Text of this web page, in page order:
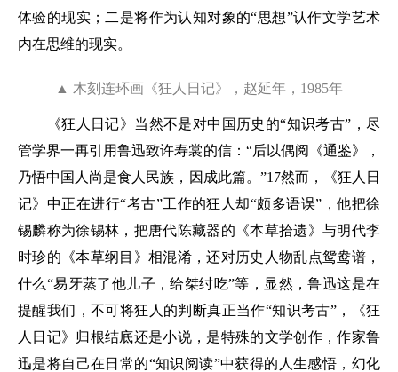
体验的现实；二是将作为认知对象的“思想”认作文学艺术
内在思维的现实。
▲ 木刻连环画《狂人日记》，赵延年，1985年
《狂人日记》当然不是对中国历史的“知识考古”，尽
管学界一再引用鲁迅致许寿裳的信：“后以偶阅《通鉴》，
乃悟中国人尚是食人民族，因成此篇。”17然而，《狂人日
记》中正在进行“考古”工作的狂人却“颇多语误”，他把徐
锡麟称为徐锡林，把唐代陈藏器的《本草拾遗》与明代李
时珍的《本草纲目》相混淆，还对历史人物乱点鸳鸯谱，
什么“易牙蒸了他儿子，给桀纣吃”等，显然，鲁迅这是在
提醒我们，不可将狂人的判断真正当作“知识考古”，《狂
人日记》归根结底还是小说，是特殊的文学创作，作家鲁
迅是将自己在日常的“知识阅读”中获得的人生感悟，幻化